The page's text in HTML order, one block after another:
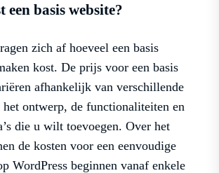
een basis website?
zich af hoeveel een basis
kost. De prijs voor een basis
afhankelijk van verschillende
het ontwerp, de functionaliteiten en
die u wilt toevoegen. Over het
de kosten voor een eenvoudige
WordPress beginnen vanaf enkele